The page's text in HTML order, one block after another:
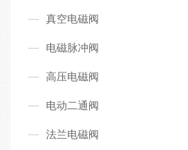
真空电磁阀
电磁脉冲阀
高压电磁阀
电动二通阀
法兰电磁阀